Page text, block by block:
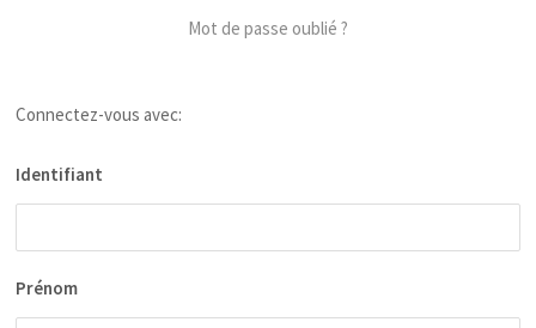
Mot de passe oublié ?
Connectez-vous avec:
Identifiant
Prénom